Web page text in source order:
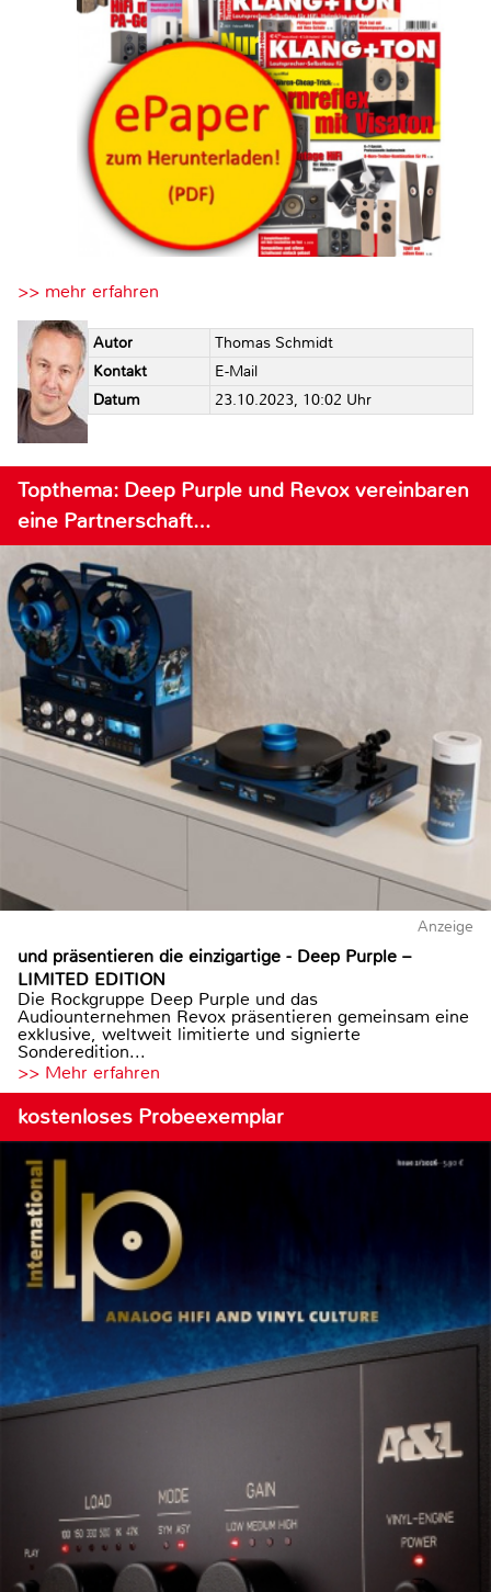
>> mehr erfahren
Autor
Thomas Schmidt
Kontakt
E-Mail
Datum
23.10.2023, 10:02 Uhr
Topthema: Deep Purple und Revox vereinbaren
eine Partnerschaft…
Anzeige
und präsentieren die einzigartige - Deep Purple –
LIMITED EDITION
Die Rockgruppe Deep Purple und das
Audiounternehmen Revox präsentieren gemeinsam eine
exklusive, weltweit limitierte und signierte
Sonderedition...
>> Mehr erfahren
kostenloses Probeexemplar